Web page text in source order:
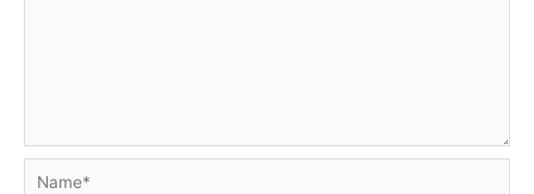
Name*